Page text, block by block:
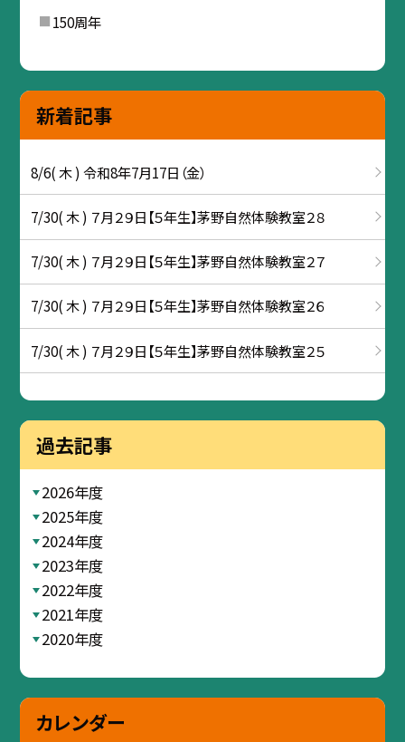
150周年
新着記事
8/6( 木 ) 令和8年7月17日（金）
7/30( 木 ) ７月２９日【５年生】茅野自然体験教室２８
7/30( 木 ) ７月２９日【５年生】茅野自然体験教室２７
7/30( 木 ) ７月２９日【５年生】茅野自然体験教室２６
7/30( 木 ) ７月２９日【５年生】茅野自然体験教室２５
過去記事
2026年度
2025年度
2024年度
2023年度
2022年度
2021年度
2020年度
カレンダー